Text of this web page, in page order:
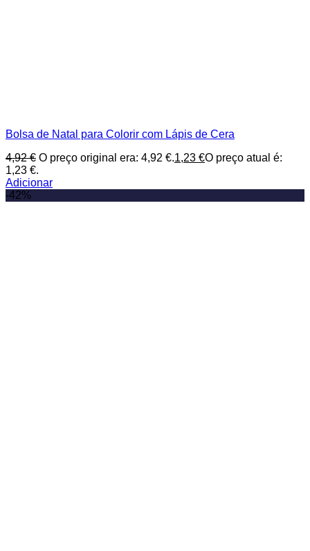
Bolsa de Natal para Colorir com Lápis de Cera
4,92€ O preço original era: 4,92 €.1,23 €O preço atual é:
1,23 €.
Adicionar
-42%